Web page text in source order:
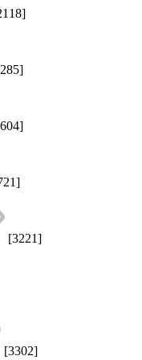
[3221]
[3302]